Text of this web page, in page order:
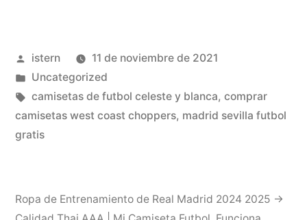
Del
Fútbol
Club
Publicado
por
istern
11 de noviembre de 2021
Publicado
en
Uncategorized
Etiquetas:
camisetas de futbol celeste y blanca, comprar
camisetas west coast choppers, madrid sevilla futbol
gratis
Ropa de Entrenamiento de Real Madrid 2024 2025 →